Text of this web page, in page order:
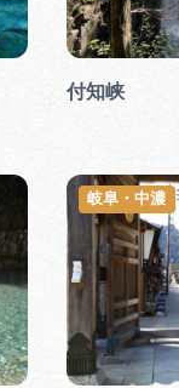
付知峡
岐阜・中濃